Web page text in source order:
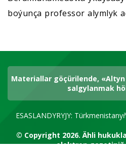
boýunça professor alymlyk
Materiallar göçürilende,
salgylanmak
ESASLANDYRYJY:
© Copyright 2026.Ähli
elektron gazetiniň